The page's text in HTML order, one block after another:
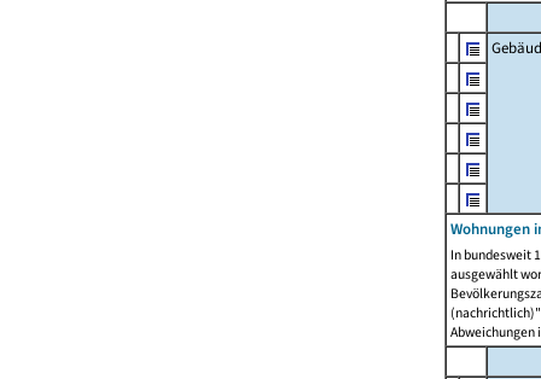
Wohnungen
In bundesweit
ausgewählt
Abweichungen